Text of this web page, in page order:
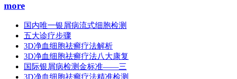
more
国内唯一银屑病流式细胞检测
五大诊疗步骤
3D净血细胞祛癣疗法解析
3D净血细胞祛癣疗法八大康复
国际银屑病检测金标准——三
3D净血细胞祛癣疗法精准检测